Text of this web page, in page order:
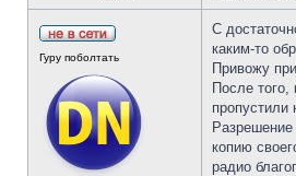
Гуру поболтать
С
каким-то
Привожу
После
копию
радио